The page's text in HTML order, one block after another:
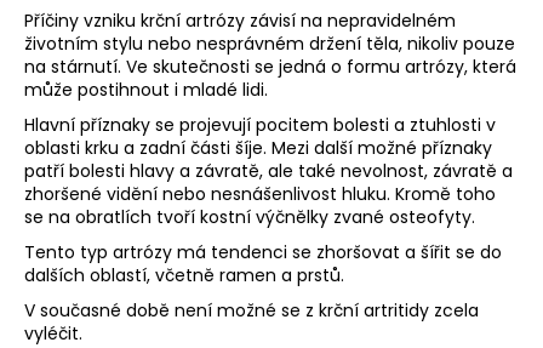
Příčiny vzniku krční artrózy závisí na nepravidelném
životním stylu nebo nesprávném držení těla, nikoliv pouze
na stárnutí. Ve skutečnosti se jedná o formu artrózy, která
může postihnout i mladé lidi.
Hlavní příznaky se projevují pocitem bolesti a ztuhlosti v
oblasti krku a zadní části šíje. Mezi další možné příznaky
patří bolesti hlavy a závratě, ale také nevolnost, závratě a
zhoršené vidění nebo nesnášenlivost hluku. Kromě toho
se na obratlích tvoří kostní výčnělky zvané osteofyty.
Tento typ artrózy má tendenci se zhoršovat a šířit se do
dalších oblastí, včetně ramen a prstů.
V současné době není možné se z krční artritidy zcela
vyléčit.